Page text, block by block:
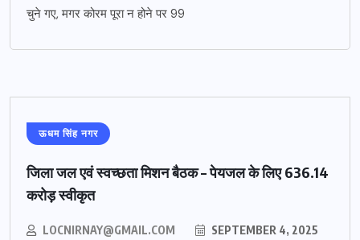
चुने गए, मगर कोरम पूरा न होने पर 99
ऊधम सिंह नगर
जिला जल एवं स्वच्छता मिशन बैठक – पेयजल के लिए 636.14
करोड़ स्वीकृत
LOCNIRNAY@GMAIL.COM SEPTEMBER 4, 2025